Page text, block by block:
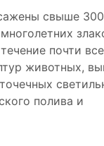
свыше
почти
животных,
полива и